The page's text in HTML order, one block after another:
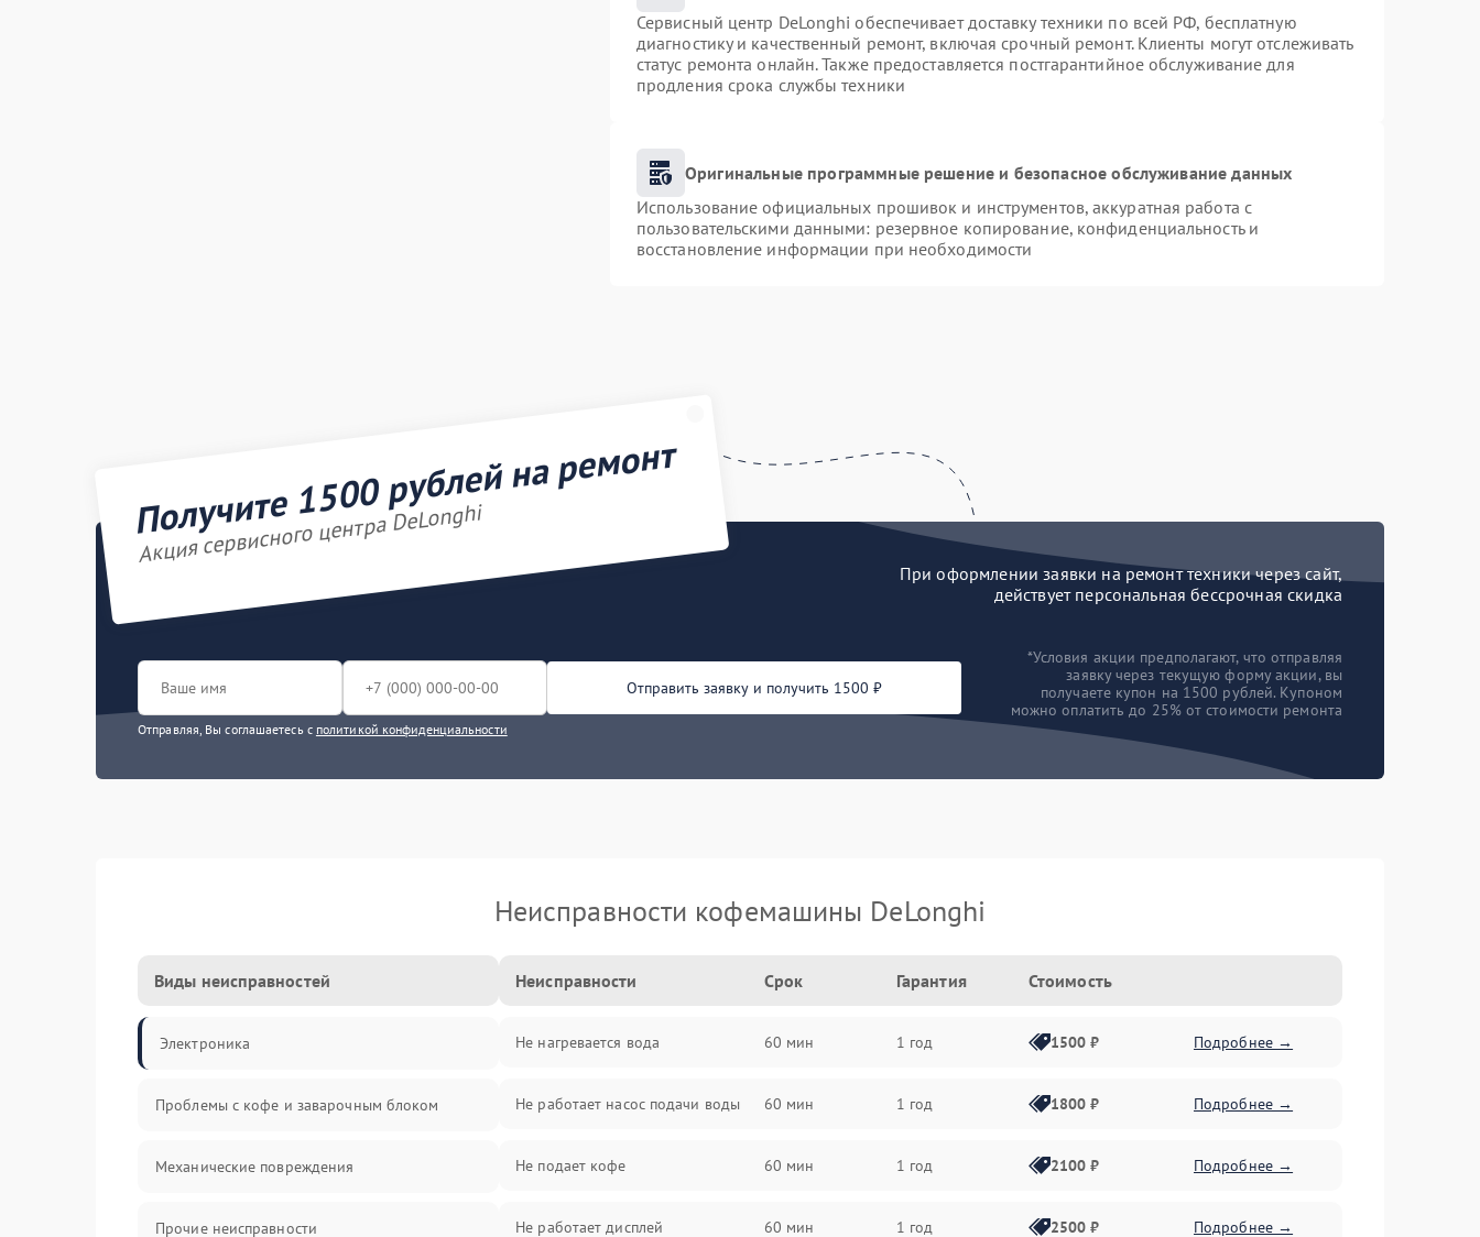
Сервисный центр DeLonghi обеспечивает доставку техники по всей РФ, бесплатную
диагностику и качественный ремонт, включая срочный ремонт. Клиенты могут отслеживать
статус ремонта онлайн. Также предоставляется постгарантийное обслуживание для
продления срока службы техники
Оригинальные программные решение и безопасное обслуживание данных
Использование официальных прошивок и инструментов, аккуратная работа с
пользовательскими данными: резервное копирование, конфиденциальность и
восстановление информации при необходимости
Получите 1500 рублей на ремонт
Акция сервисного центра DeLonghi
При оформлении заявки на ремонт техники через сайт,
действует персональная бессрочная скидка
Отправить заявку и получить 1500 ₽
Отправляя, Вы соглашаетесь с политикой конфиденциальности
*Условия акции предполагают, что отправляя
заявку через текущую форму акции, вы
получаете купон на 1500 рублей. Купоном
можно оплатить до 25% от стоимости ремонта
Неисправности кофемашины DeLonghi
Виды неисправностей
Электроника
Проблемы с кофе и заварочным блоком
Механические повреждения
Прочие неисправности
Неисправности Срок Гарантия Стоимость
Не нагревается вода 60 мин 1 год 1500 ₽ Подробнее →
Не работает насос подачи воды 60 мин 1 год 1800 ₽ Подробнее →
Не подает кофе 60 мин 1 год 2100 ₽ Подробнее →
Не работает дисплей 60 мин 1 год 2500 ₽ Подробнее →